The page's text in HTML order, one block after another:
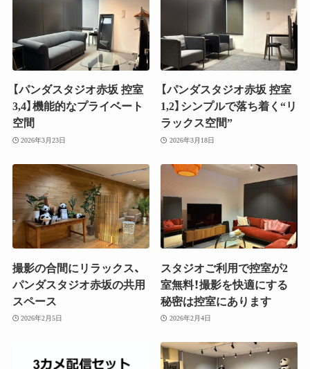
【パンダスタジオ赤坂 控室
3,4】機能的なプライベート
空間
2026年3月23日
【パンダスタジオ赤坂 控室
1,2】シンプルで落ち着く“リ
ラックス空間”
2026年3月18日
撮影の合間にリラックス、
パンダスタジオ赤坂の共用
スペース
2026年2月5日
スタジオご利用で控室が2
室無料！撮影を快適にする
秘密は控室にあります
2026年2月4日